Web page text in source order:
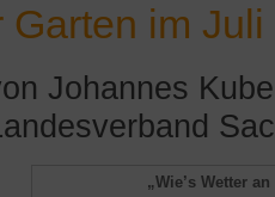
Garten im Juli
Johannes
„Wie’s Wetter